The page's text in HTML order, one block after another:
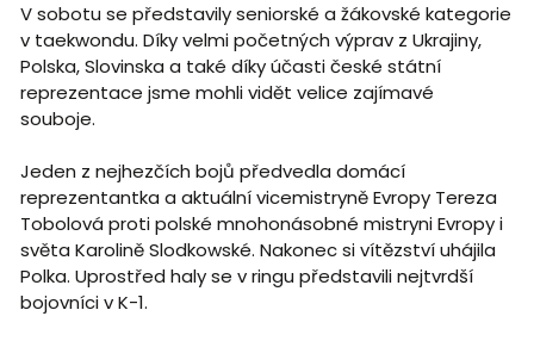
V sobotu se představily seniorské a žákovské kategorie
v taekwondu. Díky velmi početných výprav z Ukrajiny,
Polska, Slovinska a také díky účasti české státní
reprezentace jsme mohli vidět velice zajímavé
souboje.
Jeden z nejhezčích bojů předvedla domácí
reprezentantka a aktuální vicemistryně Evropy Tereza
Tobolová proti polské mnohonásobné mistryni Evropy i
světa Karolině Slodkowské. Nakonec si vítězství uhájila
Polka. Uprostřed haly se v ringu představili nejtvrdší
bojovníci v K-1.